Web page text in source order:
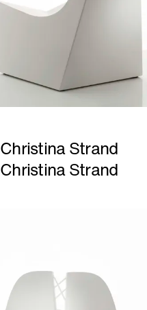
Christina Strand
Christina Strand